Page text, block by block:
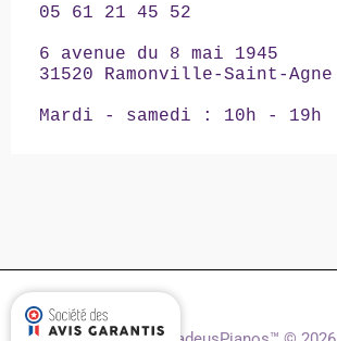
05 61 21 45 52
6 avenue du 8 mai 1945
31520 Ramonville-Saint-Agne
Mardi - samedi : 10h - 19h